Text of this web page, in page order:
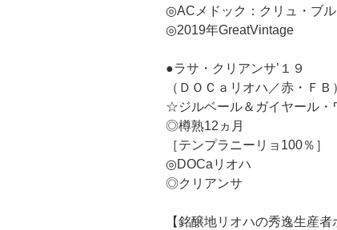
◎ACメドック：クリュ・ブ
◎2019年GreatVintage
●ラサ・クリアンサ’１９
（ＤＯＣａリオハ／赤・ＦＢ
☆ジルベール＆ガイヤール・
◎樽熟12ヵ月
［テンプラニーリョ100％］
◎DOCaリオハ
◎クリアンサ
【銘醸地リオハの秀逸生産者